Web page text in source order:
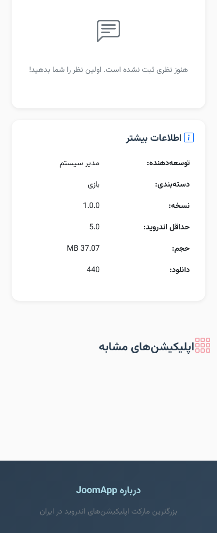
هنوز نظری ثبت نشده است. اولین نظر را شما بدهید!
اطلاعات بیشتر
توسعه‌دهنده:
مدیر سیستم
دسته‌بندی:
بازی
نسخه:
1.0.0
حداقل اندروید:
5.0
حجم:
37.07 MB
دانلود:
440
اپلیکیشن‌های مشابه
درباره JoomApp
بزرگترین مارکت اپلیکیشن‌های اندروید در ایران